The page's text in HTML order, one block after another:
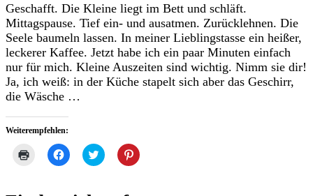
Geschafft. Die Kleine liegt im Bett und schläft.
Mittagspause. Tief ein- und ausatmen. Zurücklehnen. Die
Seele baumeln lassen. In meiner Lieblingstasse ein heißer,
leckerer Kaffee. Jetzt habe ich ein paar Minuten einfach
nur für mich. Kleine Auszeiten sind wichtig. Nimm sie dir!
Ja, ich weiß: in der Küche stapelt sich aber das Geschirr,
die Wäsche …
Weiterempfehlen:
Klicken
zum
Klick,
um
Klick,
um
Klick,
um